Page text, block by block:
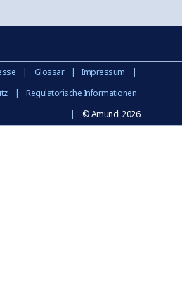
| Glossar| Impressum |
| Regulatorische Informationen
|
© Amundi 2026